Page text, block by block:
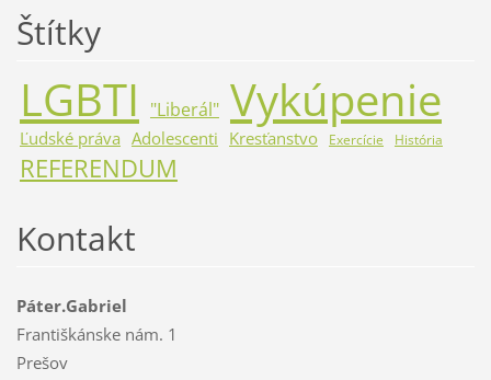
Štítky
LGBTI "Liberál" Vykúpenie
Ľudské práva Adolescenti Kresťanstvo Exercície História
REFERENDUM
Kontakt
Páter.Gabriel
Františkánske nám. 1
Prešov